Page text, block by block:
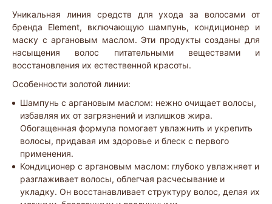
Уникальная линия средств для ухода за волосами от
бренда Element, включающую шампунь, кондиционер и
маску с аргановым маслом. Эти продукты созданы для
насыщения волос питательными веществами и
восстановления их естественной красоты.
Особенности золотой линии:
Шампунь с аргановым маслом: нежно очищает волосы,
избавляя их от загрязнений и излишков жира.
Обогащенная формула помогает увлажнить и укрепить
волосы, придавая им здоровье и блеск с первого
применения.
Кондиционер с аргановым маслом: глубоко увлажняет и
разглаживает волосы, облегчая расчесывание и
укладку. Он восстанавливает структуру волос, делая их